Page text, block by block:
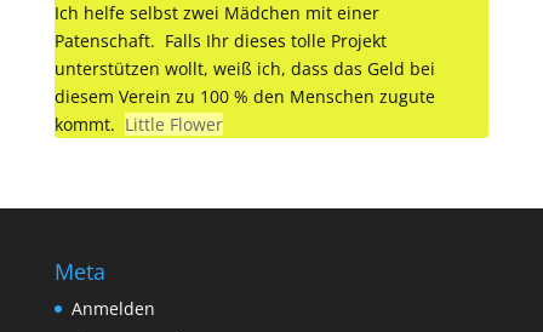
Ich helfe selbst zwei Mädchen mit einer
Patenschaft. Falls Ihr dieses tolle Projekt
unterstützen wollt, weiß ich, dass das Geld bei
diesem Verein zu 100 % den Menschen zugute
kommt. Little Flower
Meta
Anmelden